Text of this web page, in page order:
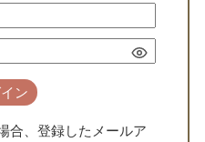
ン
合、登録したメールア